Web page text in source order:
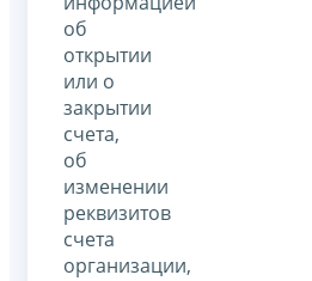
об
открытии
или о
закрытии
счета,
об
изменении
реквизитов
счета
организации,